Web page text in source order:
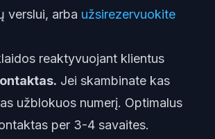
verslui, arba užsirezervuokite
reaktyvuojant klientus
Jei skambinate kas
užblokuos numerį. Optimalus
per 3-4 savaites.